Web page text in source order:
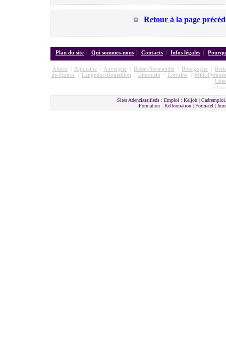
Retour à la page
Plan du site | Qui sommes-nous | Contacts | Infos légales |
Alsace Aquitaine Auvergne Basse-Normandie Bourgogne
de-France| Langedoc-Roussillon Limousin Lorraine|
Midi-
©
Sites Adenclassifieds : Emploi : Keljob |
Formation : Kelformation | Formatel |